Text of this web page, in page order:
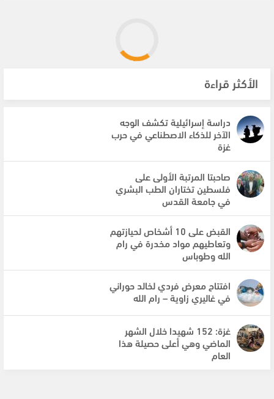
الأكثر قراءة
دراسة إسرائيلية تكشف الوجه
الآخر للذكاء الاصطناعي في حرب
غزة
صاحبتا المرتبة الأولى على
فلسطين تختاران الطب البشري
في جامعة القدس
القبض على 10 أشخاص لحيازتهم
وتعاطيهم مواد مخدرة في رام
الله وطوباس
افتتاح معرض فردي لخالد حوراني
في غاليري زاوية – رام الله
غزة: 152 شهيدا خلال الشهر
الماضي وهي أعلى حصيلة هذا
العام